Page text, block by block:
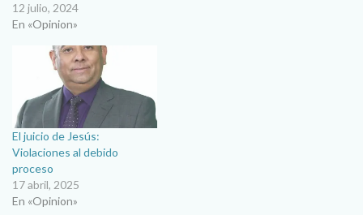
12 julio, 2024
En «Opinion»
El juicio de Jesús:
Violaciones al debido
proceso
17 abril, 2025
En «Opinion»